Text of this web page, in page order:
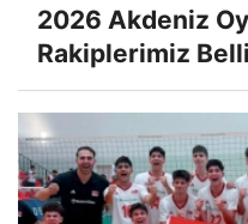
2026 Akdeniz
Rakiplerimiz